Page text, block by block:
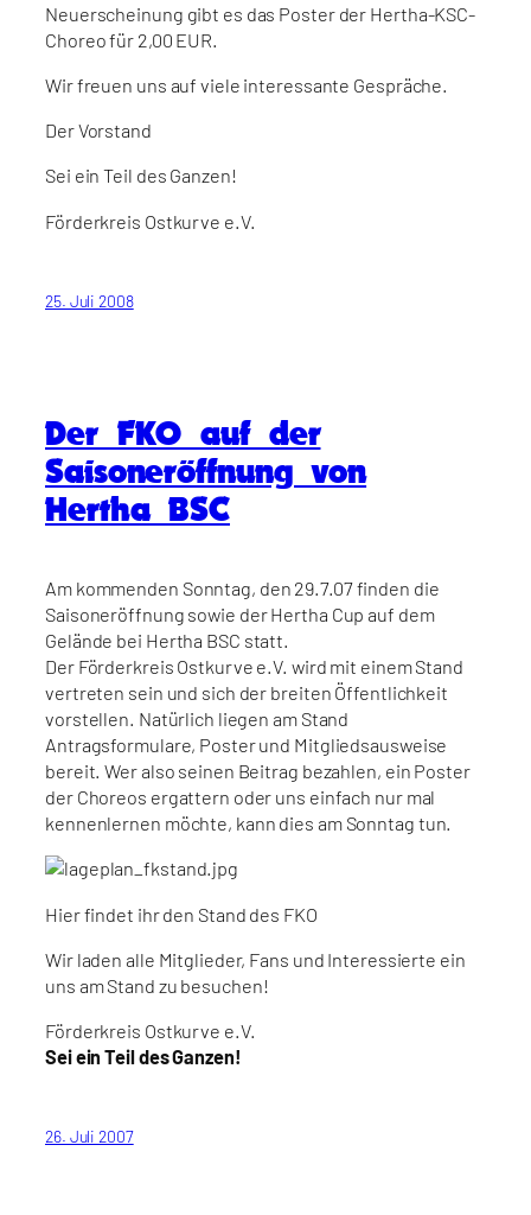
Neuerscheinung gibt es das Poster der Hertha-KSC-
Choreo für 2,00 EUR.
Wir freuen uns auf viele interessante Gespräche.
Der Vorstand
Sei ein Teil des Ganzen!
Förderkreis Ostkurve e.V.
25. Juli 2008
Der FKO auf der
Saisoneröffnung von
Hertha BSC
Am kommenden Sonntag, den 29.7.07 finden die
Saisoneröffnung sowie der Hertha Cup auf dem
Gelände bei Hertha BSC statt.
Der Förderkreis Ostkurve e.V. wird mit einem Stand
vertreten sein und sich der breiten Öffentlichkeit
vorstellen. Natürlich liegen am Stand
Antragsformulare, Poster und Mitgliedsausweise
bereit. Wer also seinen Beitrag bezahlen, ein Poster
der Choreos ergattern oder uns einfach nur mal
kennenlernen möchte, kann dies am Sonntag tun.
Hier findet ihr den Stand des FKO
Wir laden alle Mitglieder, Fans und Interessierte ein
uns am Stand zu besuchen!
Förderkreis Ostkurve e.V.
Sei ein Teil des Ganzen!
26. Juli 2007